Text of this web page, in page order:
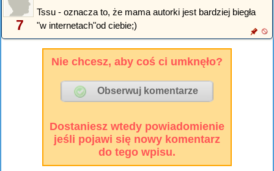
7
Tssu - oznacza to, że mama autorki jest bardziej biegła
"w internetach"od ciebie;)
Nie chcesz, aby coś ci umknęło?
Dostaniesz wtedy powiadomienie
jeśli pojawi się nowy komentarz
do tego wpisu.